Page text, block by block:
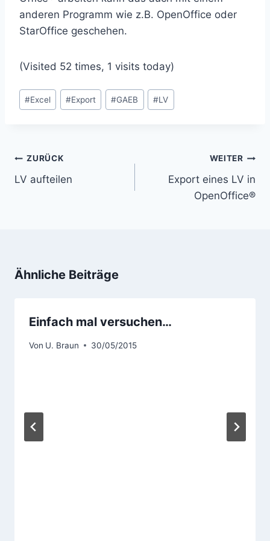
anderen Programm wie z.B. OpenOffice oder
StarOffice geschehen.
(Visited 52 times, 1 visits today)
Schlagworte:
#Excel #Export #GAEB #LV
Beitragsnavigation
ZURÜCK
LV aufteilen
WEITER
Export eines LV in
OpenOffice®
Ähnliche Beiträge
Einfach mal versuchen…
Von U. Braun 30/05/2015